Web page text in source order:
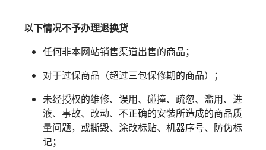
以下情况不予办理退换货
任何非本网站销售渠道出售的商品；
对于过保商品（超过三包保修期的商品）；
未经授权的维修、误用、碰撞、疏忽、滥用、进
液、事故、改动、不正确的安装所造成的商品质
量问题，或撕毁、涂改标贴、机器序号、防伪标
记；